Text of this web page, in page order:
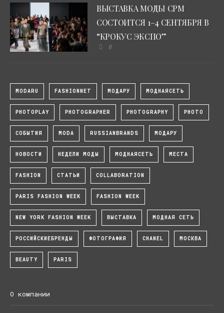
ВЫСТАВКА МОДЫ CPM
СОСТОИТСЯ 1–4 СЕНТЯБРЯ В
“КРОКУС ЭКСПО”
0
MODARU FASHIONNET МОДАРУ МОДНАЯСЕТЬ
PHOTOPLAY PHOTOGRAPHER PHOTOGRAPHY PHOTO
СОБЫТИЯ MODA RUSSIANBRANDS МОДАРУ
НОВОСТИ НЕДЕЛИ МОДЫ МОДНАЯСЕТЬ МЕСТА
FASHION СТАТЬИ COLLABORATION
PARIS FASHION WEEK FASHION WEEK
NEW YORK FASHION WEEK ВЫСТАВКА МОДНАЯ СЕТЬ
РОССИЙСКИЕБРЕНДЫ ФОТОГРАФИЯ CHANEL МОСКВА
BEAUTY PARIS
О компании